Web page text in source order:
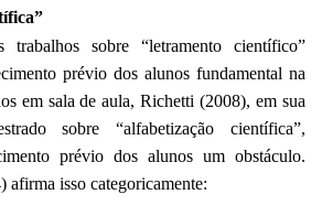
trabalhos sobre “letramento científico”
prévio dos alunos fundamental na
em sala de aula, Richetti (2008), em sua
sobre “alfabetização científica”,
prévio dos alunos um obstáculo.
afirma isso categoricamente: